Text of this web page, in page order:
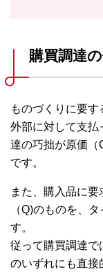
購買調達
ものづくりに要す
外部に対して支払
達の巧拙が原価（
です。
また、購入品に
（Q)のものを、
す。
従って購買調達で
のいずれにも直接